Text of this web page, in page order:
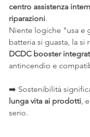
centro assistenza
riparazioni.
Niente logiche "usa e
batteria si guasta, la si
DCDC booster
antincendio e
➡️ Sostenibilità
lunga vita ai prodotti ,
serio.